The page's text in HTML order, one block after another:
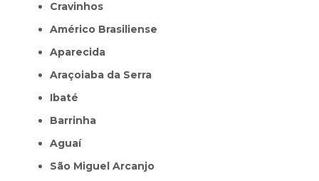
Cravinhos
Américo Brasiliense
Aparecida
Araçoiaba da Serra
Ibaté
Barrinha
Aguaí
São Miguel Arcanjo